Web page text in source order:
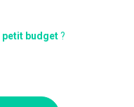
petit budget?